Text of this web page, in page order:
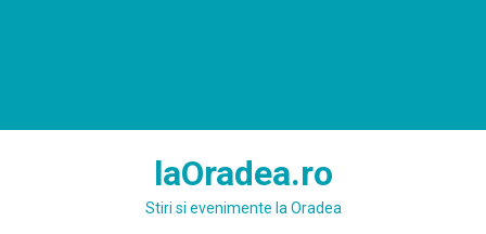
laOradea.ro
Stiri si evenimente la Oradea